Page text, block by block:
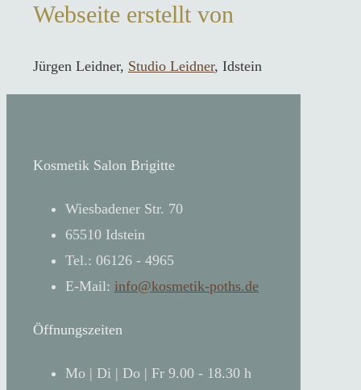
Webseite erstellt von
Jürgen Leidner, Studio Leidner, Idstein
Kosmetik Salon Brigitte
Wiesbadener Str. 70
65510 Idstein
Tel.: 06126 - 4965
E-Mail: info@kosmetik-poths.de
Öffnungszeiten
Mo | Di | Do | Fr 9.00 - 18.30 h